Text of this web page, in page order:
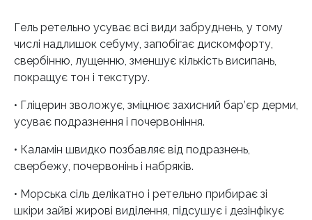
Гель ретельно усуває всі види забруднень, у тому
числі надлишок себуму, запобігає дискомфорту,
свербінню, лущенню, зменшує кількість висипань,
покращує тон і текстуру.
• Гліцерин зволожує, зміцнює захисний бар’єр дерми,
усуває подразнення і почервоніння.
• Каламін швидко позбавляє від подразнень,
свербежу, почервонінь і набряків.
• Морська сіль делікатно і ретельно прибирає зі
шкіри зайві жирові виділення, підсушує і дезінфікує